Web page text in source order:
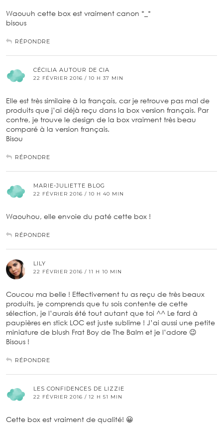
Waouuh cette box est vraiment canon *_*
bisous
RÉPONDRE
CÉCILIA AUTOUR DE CIA
22 FÉVRIER 2016 / 10 H 37 MIN
Elle est très similaire à la français, car je retrouve pas mal de
produits que j’ai déjà reçu dans la box version français. Par
contre, je trouve le design de la box vraiment très beau
comparé à la version français.
Bisou
RÉPONDRE
MARIE-JULIETTE BLOG
22 FÉVRIER 2016 / 10 H 40 MIN
Waouhou, elle envoie du paté cette box !
RÉPONDRE
LILY
22 FÉVRIER 2016 / 11 H 10 MIN
Coucou ma belle ! Effectivement tu as reçu de très beaux
produits, je comprends que tu sois contente de cette
sélection, je l’aurais été tout autant que toi ^^ Le fard à
paupières en stick LOC est juste sublime ! J’ai aussi une petite
miniature de blush Frat Boy de The Balm et je l’adore 😉
Bisous !
RÉPONDRE
LES CONFIDENCES DE LIZZIE
22 FÉVRIER 2016 / 12 H 51 MIN
Cette box est vraiment de qualité! 😀